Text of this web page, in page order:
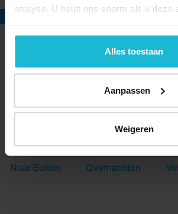
analyse. U helpt ons enorm als u deze
geen commerciële doelstelling. U kunt
de knoppen accepteren, beheren of
Alles toestaan
Aanpassen
Weigeren
BEKIJK OOK
Eten en drinken Kunst en
Naar Buiten Overnachten